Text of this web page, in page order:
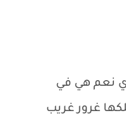
نعم هي في
غرور غريب